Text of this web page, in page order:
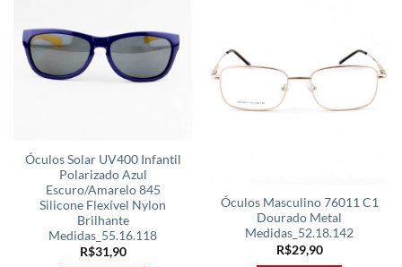
Óculos Solar UV400 Infantil
Polarizado Azul
Escuro/Amarelo 845
Silicone Flexível Nylon
Brilhante
Medidas_55.16.118
R$31,90
Óculos Masculino 76011 C1
Dourado Metal
Medidas_52.18.142
R$29,90